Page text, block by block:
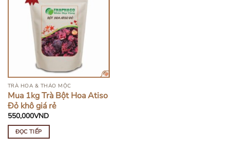
HẾT HÀNG
TRÀ HOA & THẢO MỘC
Mua 1kg Trà Bột Hoa Atiso
Đỏ khô giá rẻ
550,000VND
ĐỌC TIẾP